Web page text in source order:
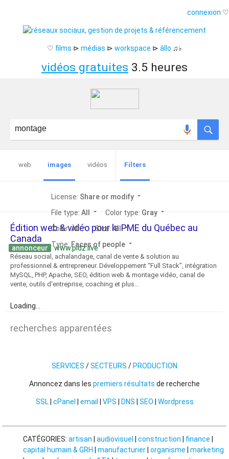
connexion ♡
♡ films ⊳ médias ⊳ workspace ⊳ âllo ♫♭
vidéos gratuites 3.5 heures
web images vidéos Filters
License: Share or modify arrow_drop_down
File type: All arrow_drop_down Color type: Gray arrow_drop_down
Color:All arrow_drop_down Size: All arrow_drop_down
Type: Faces of people arrow_drop_down
Édition web & vidéo pour la PME du Québec au
Canada
annonceur www.pidz.live
Réseau social, achalandage, canal de vente & solution au
professionnel & entrepreneur. Développement “Full Stack”, intégration
MySQL, PHP, Apache, SEO, édition web & montage vidéo, canal de
vente, outils d'entreprise, coaching et plus…
Loading...
recherches apparentées
SERVICES /SECTEURS / PRODUCTION
Annoncez dans les premiers résultats de recherche
SSL| cPanel email VPS DNS SEO Wordpress
CATÉGORIES: artisan audiovisuel construction finance
capital humain & GRH
manufacturier organisme
marketing